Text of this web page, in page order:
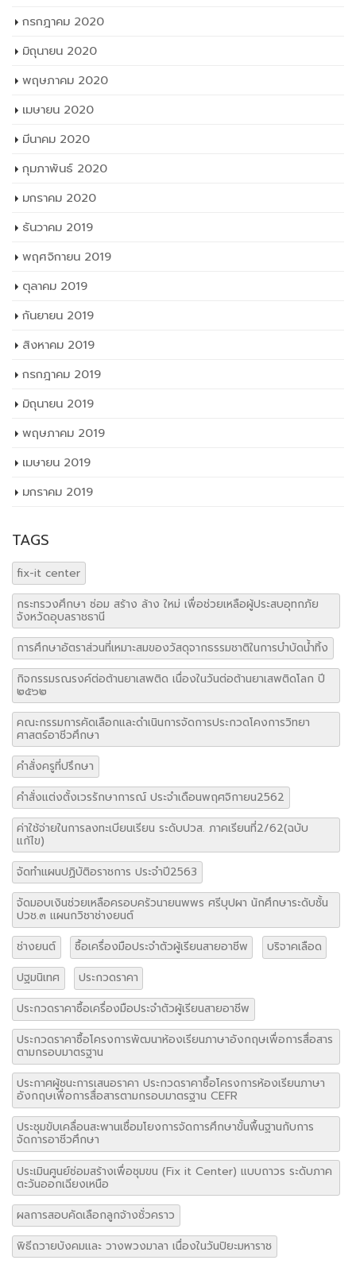
กรกฎาคม 2020
มิถุนายน 2020
พฤษภาคม 2020
เมษายน 2020
มีนาคม 2020
กุมภาพันธ์ 2020
มกราคม 2020
ธันวาคม 2019
พฤศจิกายน 2019
ตุลาคม 2019
กันยายน 2019
สิงหาคม 2019
กรกฎาคม 2019
มิถุนายน 2019
พฤษภาคม 2019
เมษายน 2019
มกราคม 2019
TAGS
fix-it center
กระทรวงศึกษา ซ่อม สร้าง ล้าง ใหม่ เพื่อช่วยเหลือผู้ประสบอุทกภัย
จังหวัดอุบลราชธานี
การศึกษาอัตราส่วนที่เหมาะสมของวัสดุจากธรรมชาติในการบำบัดน้ำทิ้ง
กิจกรรมรณรงค์ต่อต้านยาเสพติด เนื่องในวันต่อต้านยาเสพติดโลก ปี
๒๕๖๒
คณะกรรมการคัดเลือกและดำเนินการจัดการประกวดโคงการวิทยา
ศาสตร์อาชีวศึกษา
คำสั่งครูที่ปรึกษา
คำสั่งแต่งตั้งเวรรักษาการณ์ ประจำเดือนพฤศจิกายน2562
ค่าใช้จ่ายในการลงทะเบียนเรียน ระดับปวส. ภาคเรียนที่2/62(ฉบับ
แก้ไข)
จัดทำแผนปฏิบัติอราชการ ประจำปี2563
จัดมอบเงินช่วยเหลือครอบครัวนายนพพร ศรีบุปผา นักศึกษาระดับชั้น
ปวช.๓ แผนกวิชาช่างยนต์
ช่างยนต์
ซื้อเครื่องมือประจำตัวผู้เรียนสายอาชีพ
บริจาคเลือด
ปฐมนิเทศ
ประกวดราคา
ประกวดราคาซื้อเครื่องมือประจำตัวผู้เรียนสายอาชีพ
ประกวดราคาซื้อโครงการพัฒนาห้องเรียนภาษาอังกฤษเพื่อการสื่อสาร
ตามกรอบมาตรฐาน
ประกาศผู้ชนะการเสนอราคา ประกวดราคาซื้อโครงการห้องเรียนภาษา
อังกฤษเพื่อการสื่อสารตามกรอบมาตรฐาน CEFR
ประชุมขับเคลื่อนสะพานเชื่อมโยงการจัดการศึกษาขั้นพื้นฐานกับการ
จัดการอาชีวศึกษา
ประเมินศูนย์ซ่อมสร้างเพื่อชุมขน (Fix it Center) แบบถาวร ระดับภาค
ตะวันออกเฉียงเหนือ
ผลการสอบคัดเลือกลูกจ้างชั่วคราว
พิธีถวายบังคมและ วางพวงมาลา เนื่องในวันปิยะมหาราช